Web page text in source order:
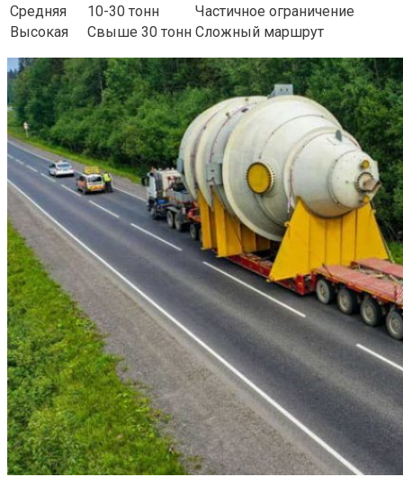
Средняя
10-30 тонн
Частичное ограничение
Высокая
Свыше 30 тонн Сложный маршрут